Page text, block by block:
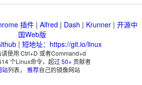
插件 | Alfred | Dash | Krunner | 开源中
国Web版
| 短地址：https://git.io/linux
请使用 Ctrl+D 或者Command+d
个Linux命令，超过50+贡献者
站列表， 推荐自己的镜像网站